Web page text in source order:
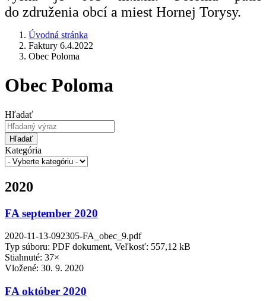
do združenia obcí a miest Hornej Torysy.
Úvodná stránka
Faktury 6.4.2022
Obec Poloma
Obec Poloma
Hľadať
Hľadať
Kategória
2020
FA september 2020
2020-11-13-092305-FA_obec_9.pdf
Typ súboru: PDF dokument, Veľkosť: 557,12 kB
Stiahnuté: 37×
Vložené: 30. 9. 2020
FA október 2020